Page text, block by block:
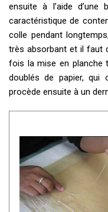
ensuite à l’aide
caractéristique de
colle pendant
très absorbant et il faut
fois la mise en planche
doublés de papier,
procède ensuite à un